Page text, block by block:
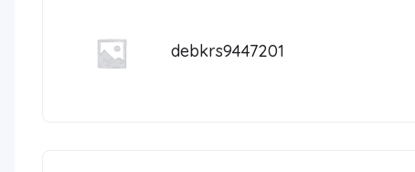
debkrs9447201